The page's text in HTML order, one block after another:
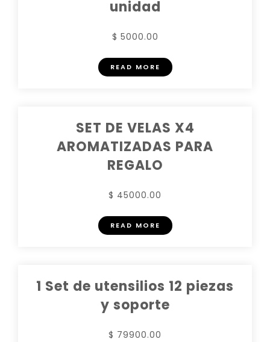
unidad
$ 5000.00
READ MORE
SET DE VELAS X4
AROMATIZADAS PARA
REGALO
$ 45000.00
READ MORE
1 Set de utensilios 12 piezas
y soporte
$ 79900.00